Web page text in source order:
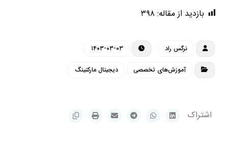
بازدید از مقاله: ۳۹۸
نرگس راد ۱۴۰۳-۰۳-۰۳
آموزش‌های تخصصی دیجیتال مارکتینگ